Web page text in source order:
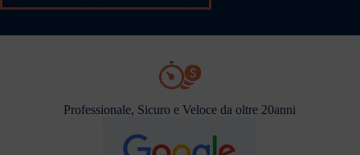
Professionale, Sicuro e Veloce da oltre 20anni